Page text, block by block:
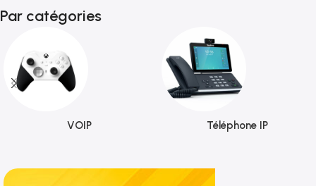
Par catégories
VOIP Téléphone IP